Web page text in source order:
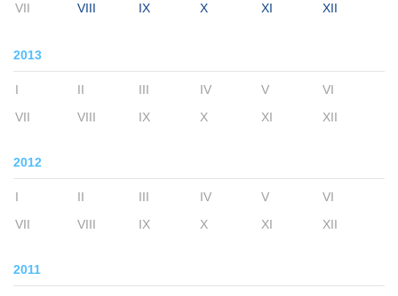
VII VIII IX X XI XII
2013
I II III IV V
VI
VII
VIII IX X XI XII
2012
I II III IV V
VI
VII
VIII IX X XI XII
2011